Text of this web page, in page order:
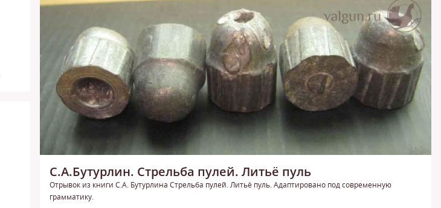
C.A.Бутурлин. Стрельба пулей. Литьё пуль
Отрывок из книги С.А. Бутурлина Стрельба пулей. Литьё пуль. Адаптировано под современную
грамматику.